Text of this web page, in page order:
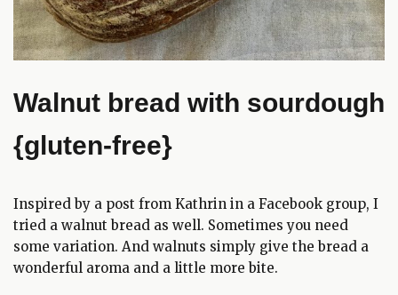
Walnut bread with sourdough
{gluten-free}
Inspired by a post from Kathrin in a Facebook group, I
tried a walnut bread as well. Sometimes you need
some variation. And walnuts simply give the bread a
wonderful aroma and a little more bite.